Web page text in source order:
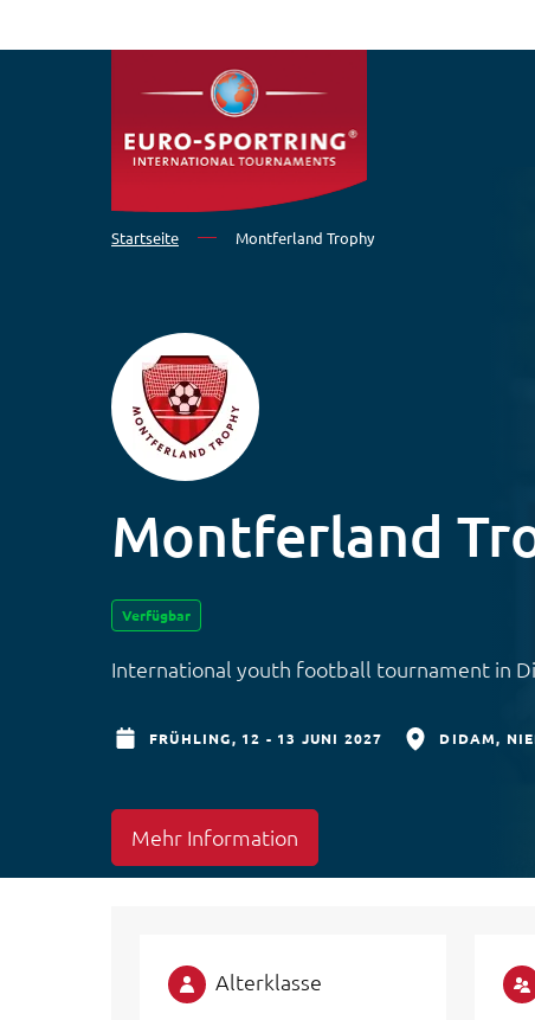
Startseite Montferland Trophy
Montferland
Verfügbar
International youth football tournament in
FRÜHLING, 12 - 13 JUNI 2027 DIDAM
Mehr Information
Alterklasse